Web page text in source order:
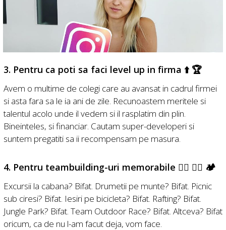
3. Pentru ca poti sa faci level up in firma ⬆️ 🏆
Avem o multime de colegi care au avansat in cadrul firmei
si asta fara sa le ia ani de zile. Recunoastem meritele si
talentul acolo unde il vedem si il rasplatim din plin.
Bineinteles, si financiar. Cautam super-developeri si
suntem pregatiti sa ii recompensam pe masura.
4. Pentru teambuilding-uri memorabile 🚵‍♂️ 🚣‍♂️ 🏕️
Excursii la cabana? Bifat. Drumetii pe munte? Bifat. Picnic
sub ciresi? Bifat. Iesiri pe bicicleta? Bifat. Rafting? Bifat.
Jungle Park? Bifat. Team Outdoor Race? Bifat. Altceva? Bifat
oricum, ca de nu l-am facut deja, vom face.